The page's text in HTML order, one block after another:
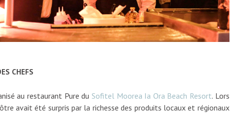
CHEFS
au restaurant Pure du Sofitel Moorea Ia Ora Beach Resort. Lors
avait été surpris par la richesse des produits locaux et régionaux